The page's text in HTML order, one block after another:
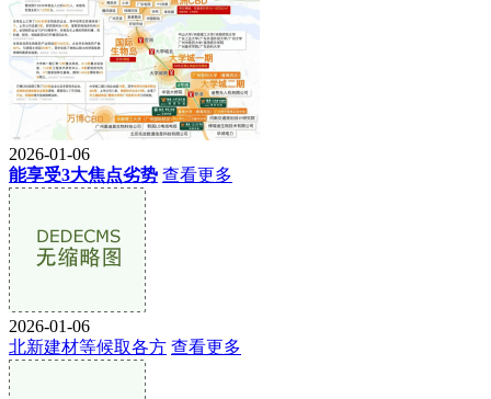
2026-01-06
能享受3大焦点劣势 查看更多
2026-01-06
北新建材等候取各方 查看更多